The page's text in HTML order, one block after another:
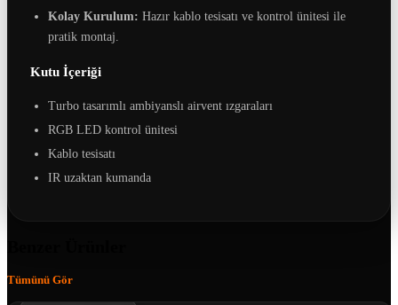
Kolay Kurulum: Hazır kablo tesisatı ve kontrol ünitesi ile
pratik montaj.
Kutu İçeriği
Turbo tasarımlı ambiyanslı airvent ızgaraları
RGB LED kontrol ünitesi
Kablo tesisatı
IR uzaktan kumanda
Tümünü Gör